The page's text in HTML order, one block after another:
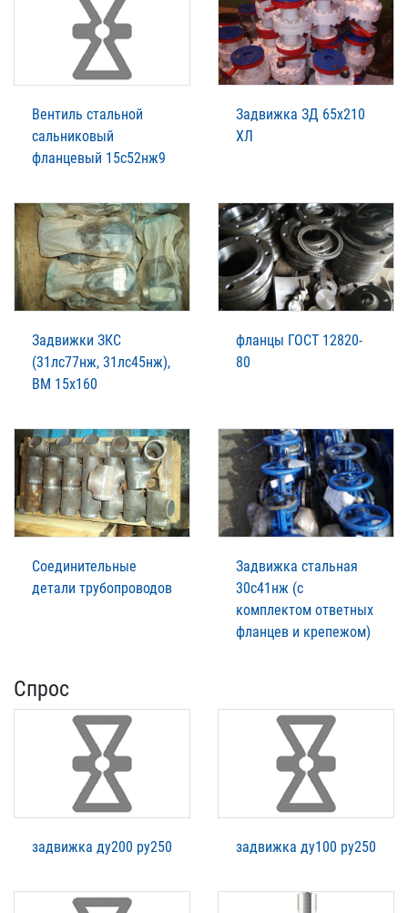
Вентиль стальной
сальниковый
фланцевый 15с52нж9
Задвижка ЗД 65х210
ХЛ
Задвижки ЗКС
(31лс77нж, 31лс45нж),
ВМ 15х160
фланцы ГОСТ 12820-
80
Соединительные
детали трубопроводов
Задвижка стальная
30с41нж (с
комплектом ответных
фланцев и крепежом)
Спрос
задвижка ду200 ру250 задвижка ду100 ру250